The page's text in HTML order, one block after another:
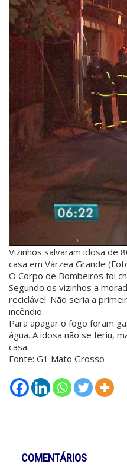
Vizinhos salvaram idosa de
casa em Várzea Grande
O Corpo de Bombeiros foi
Segundo os vizinhos a
reciclável. Não seria a
incêndio.
Para apagar o fogo foram
água. A idosa não se feriu,
casa.
Fonte: G1 Mato Grosso
COMENTÁRIOS